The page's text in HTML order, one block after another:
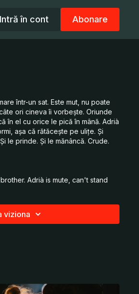
Intră în cont Abonare
într-un sat. Este mut, nu poate
ori cineva îi vorbeşte. Oriunde
în el cu orice le pică în mână. Adrià
aşa că rătăceşte pe uliţe. Şi
le prinde. Şi le mănâncă. Crude.
Adrià is mute, can't stand
when spoken to. Wherever
the streets. And he smells
chickens. And he eats them.
viziona